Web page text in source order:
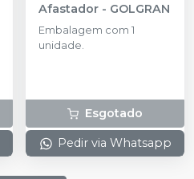
Afastador - GOLGRAN
Embalagem com 1
unidade.
Esgotado
Pedir via Whatsapp